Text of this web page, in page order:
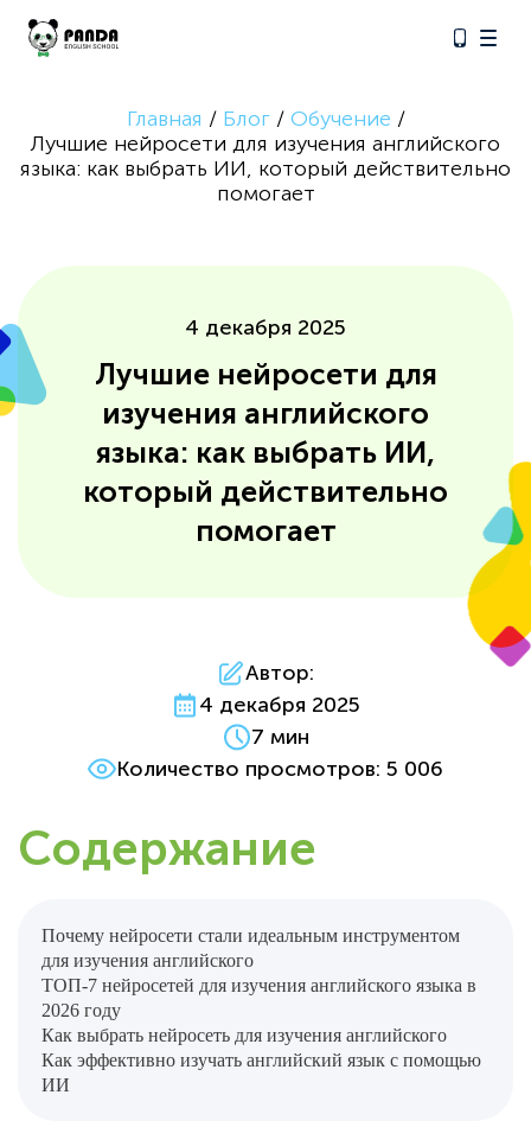
Наши услуги
+375 17 388 19 90
Главная / Блог/ Обучение /
Лучшие нейросети для изучения английского
языка: как выбрать ИИ, который действительно
помогает
4 декабря 2025
Лучшие нейросети для
изучения английского
языка: как выбрать ИИ,
который действительно
помогает
Автор:
4 декабря 2025
7 мин
Количество просмотров: 5 006
Содержание
Почему нейросети стали идеальным инструментом
для изучения английского
ТОП-7 нейросетей для изучения английского языка в
2026 году
Как выбрать нейросеть для изучения английского
Как эффективно изучать английский язык с помощью
ИИ